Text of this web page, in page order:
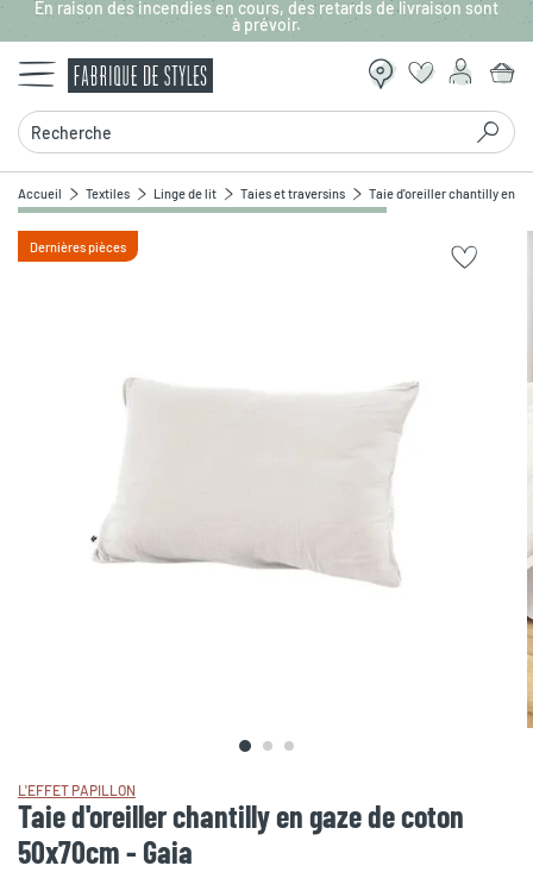
Aller au contenu principal
En raison des incendies en cours, des retards de livraison sont
à prévoir.
Recherche
Accueil Textiles Linge de lit Taies et traversins Taie d'oreiller chantilly en
Dernières pièces
L'EFFET PAPILLON
Taie d'oreiller chantilly en gaze de coton
50x70cm - Gaia